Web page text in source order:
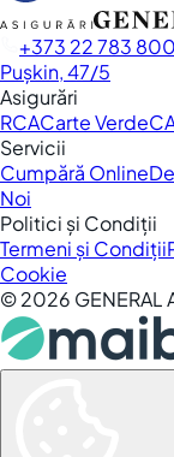
+373 22 783 800
Pușkin, 47/5
Asigurări
RCACarte Verde
Servicii
Cumpără Online
Noi
Politici și Condiții
Termeni și Condiții
Cookie
©2026